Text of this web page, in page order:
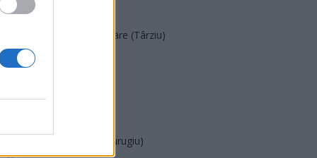
PACE (Peia)
Acțiunea Conservatoare (Târziu)
PDF (Lazarus)
PNȚCD (Pavelescu)
Partidul Patrioților (Surugiu)